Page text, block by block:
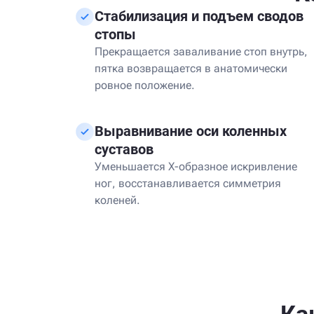
Стабилизация и подъем сводов
стопы
Прекращается заваливание стоп внутрь,
пятка возвращается в анатомически
ровное положение.
Выравнивание оси коленных
суставов
Уменьшается Х-образное искривление
ног, восстанавливается симметрия
коленей.